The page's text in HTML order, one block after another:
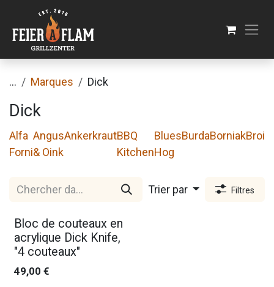
Se rendre au contenu
... Marques Dick
Dick
Alfa
Forni
Angus
& Oink
AnkerkrautBBQ
Kitchen
Blues
Hog
BurdaBorniak
Trier par Filtres
Promo
Bloc de couteaux en
acrylique Dick Knife,
"4 couteaux"
49,00 €